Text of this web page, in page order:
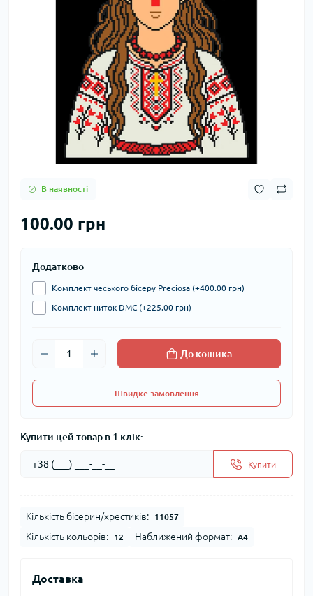
В наявності
100.00 грн
Додатково
Комплект чеського бісеру Preciosa (+400.00 грн)
Комплект ниток DMC (+225.00 грн)
До кошика
Швидке замовлення
Купити цей товар в 1 клік:
Купити
Кількість бісерин/хрестиків: 11057
Кількість кольорів: 12 Наближений формат: А4
Доставка